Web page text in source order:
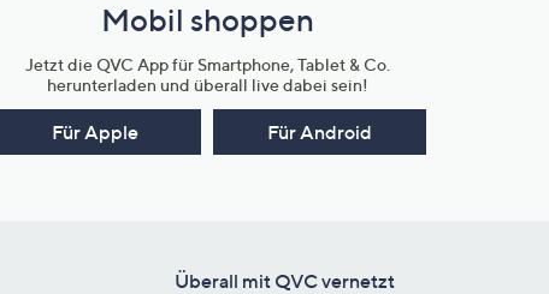
Mobil shoppen
Jetzt die QVC App für Smartphone, Tablet & Co.
herunterladen und überall live dabei sein!
Für Apple Für Android
Überall mit QVC vernetzt